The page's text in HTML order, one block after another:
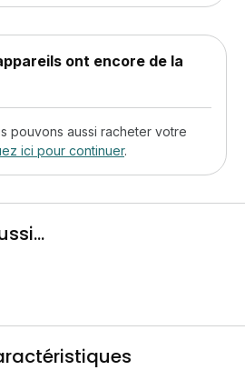
ont encore de la
pouvons aussi racheter votre
ici pour continuer.